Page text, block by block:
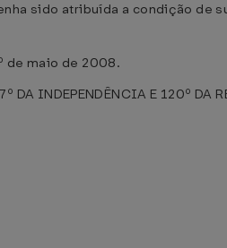
sido atribuída a condição de
de maio de 2008.
DA INDEPENDÊNCIA E 120º DA